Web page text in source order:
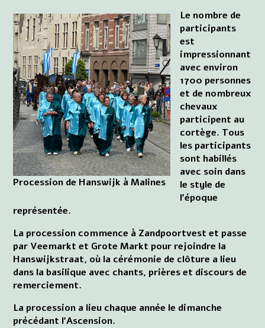
Procession de Hanswijk à Malines
Le nombre de
participants
est
impressionnant
avec environ
1700 personnes
et de nombreux
chevaux
participent au
cortège. Tous
les participants
sont habillés
avec soin dans
le style de
l'époque
représentée.
La procession commence à Zandpoortvest et passe
par Veemarkt et Grote Markt pour rejoindre la
Hanswijkstraat, où la cérémonie de clôture a lieu
dans la basilique avec chants, prières et discours de
remerciement.
La procession a lieu chaque année le dimanche
précédant l'Ascension.